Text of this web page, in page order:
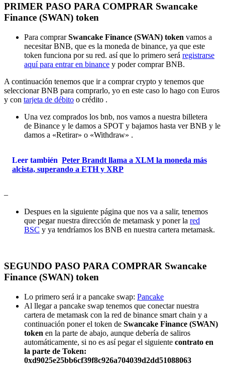
PRIMER PASO PARA COMPRAR Swancake
Finance (SWAN) token
Para comprarSwancake Finance (SWAN) token vamos a
necesitar BNB, que es la moneda de binance, ya que este
token funciona por su red. así que lo primero será registrarse
aquí para entrar en binance y poder comprar BNB.
A continuación tenemos que ir a comprar crypto y tenemos que
seleccionar BNB para comprarlo, yo en este caso lo hago con Euros
y con tarjeta de débito o crédito .
Una vez comprados los bnb, nos vamos a nuestra billetera
de Binance y le damos a SPOT y bajamos hasta ver BNB y le
damos a «Retirar» o «Withdraw» .
Leer también Peter Brandt llama a XLM la moneda más
alcista, superando a ETH y XRP
–
Despues en la siguiente página que nos va a salir, tenemos
que pegar nuestra dirección de metamask y poner la red
BSC y ya tendríamos los BNB en nuestra cartera metamask.
SEGUNDO PASO PARA COMPRAR Swancake
Finance (SWAN) token
Lo primero será ir a pancake swap: Pancake
Al llegar a pancake swap tenemos que conectar nuestra
cartera de metamask con la red de binance smart chain y a
continuación poner el token de Swancake Finance (SWAN)
token en la parte de abajo, aunque debería de saliros
automáticamente, si no es así pegar el siguiente contrato en
la parte de Token:
0xd9025e25bb6cf39f8c926a704039d2dd51088063